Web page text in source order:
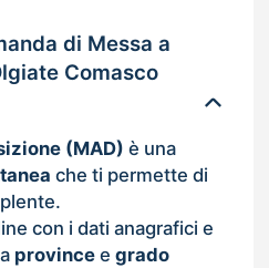
di Messa a
Comasco
(MAD) è una
che ti permette di
con i dati anagrafici e
provincee grado